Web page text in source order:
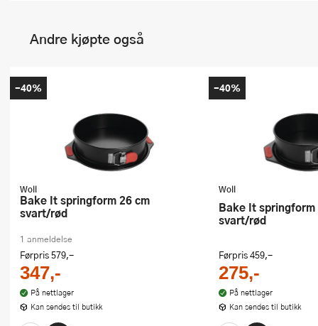
Andre kjøpte også
Woll
Bake It springform 26 cm
svart/rød
1 anmeldelse
Førpris579,-
347,-
På nettlager
Kan sendes til butikk
-40%
Woll
Bake It springform 20 cm
svart/rød
Førpris459,-
275,-
På nettlager
Kan sendes til butikk
-40%